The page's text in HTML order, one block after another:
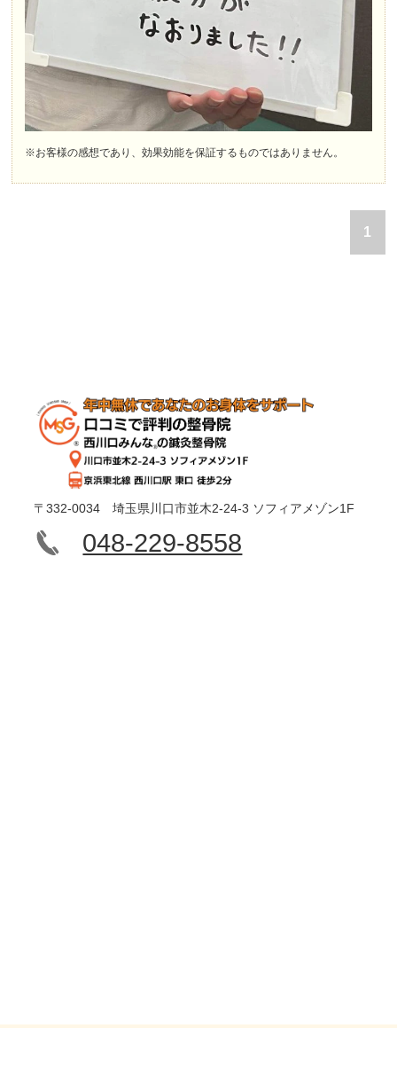
※お客様の感想であり、効果効能を保証するものではありません。
1
〒332-0034 埼玉県川口市並木2-24-3 ソフィアメゾン1F
048-229-8558